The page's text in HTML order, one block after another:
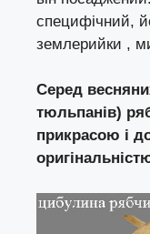
специфічний,
землерийки ,
Серед
тюльпанів)
прикрасою і